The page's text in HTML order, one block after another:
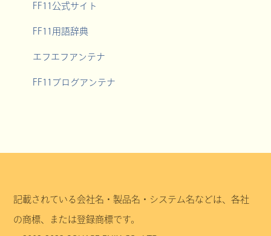
FF11公式サイト
FF11用語辞典
エフエフアンテナ
FF11ブログアンテナ
記載されている会社名・製品名・システム名などは、各社
の商標、または登録商標です。